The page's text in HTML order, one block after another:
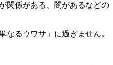
関係がある、闇があるなどの
なるウワサ」に過ぎません。